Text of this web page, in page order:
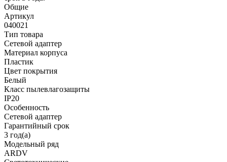
Общие
Артикул
040021
Тип товара
Сетевой адаптер
Материал корпуса
Пластик
Цвет покрытия
Белый
Класс пылевлагозащиты
IP20
Особенность
Сетевой адаптер
Гарантийный срок
3 год(а)
Модельный ряд
ARDV